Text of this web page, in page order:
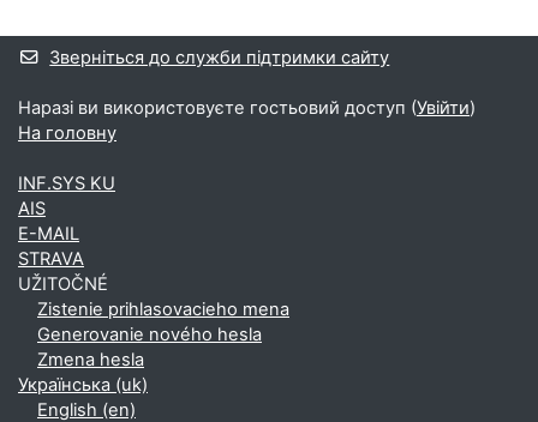
Додаткові блоки
Зверніться до служби підтримки сайту
Наразі ви використовуєте гостьовий доступ (Увійти)
На головну
INF.SYS KU
AIS
E-MAIL
STRAVA
UŽITOČNÉ
Zistenie prihlasovacieho mena
Generovanie nového hesla
Zmena hesla
Українська ‎(uk)‎
English ‎(en)‎